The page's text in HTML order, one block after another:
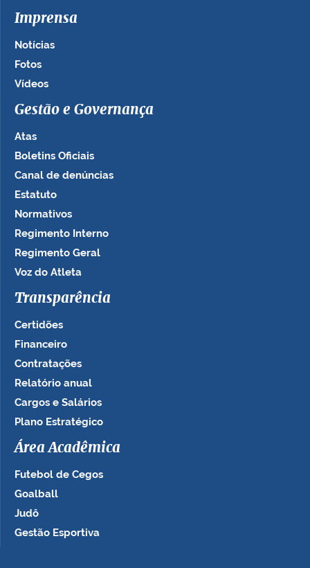
Imprensa
Notícias
Fotos
Vídeos
Gestão e Governança
Atas
Boletins Oficiais
Canal de denúncias
Estatuto
Normativos
Regimento Interno
Regimento Geral
Voz do Atleta
Transparência
Certidões
Financeiro
Contratações
Relatório anual
Cargos e Salários
Plano Estratégico
Área Acadêmica
Futebol de Cegos
Goalball
Judô
Gestão Esportiva